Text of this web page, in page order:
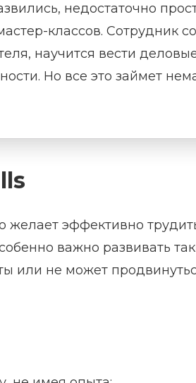
недостаточно
классов. Сотрудник
научится вести
Но все это займет
эффективно
важно развивать
или не может